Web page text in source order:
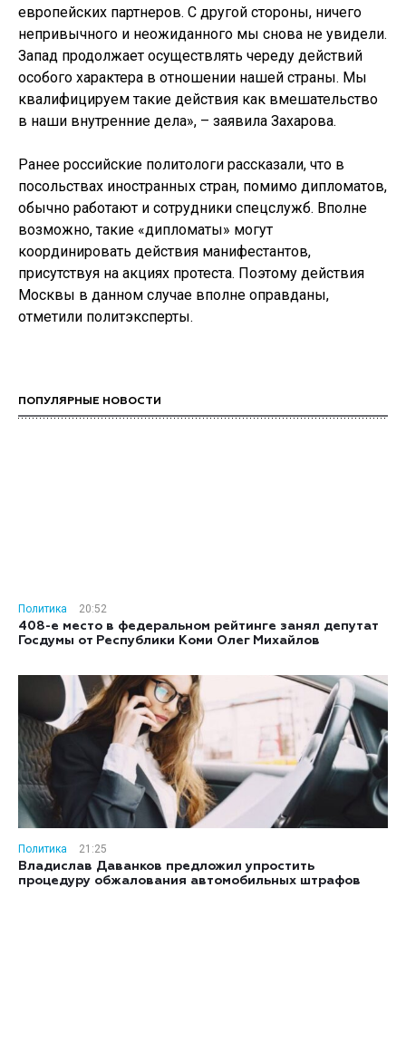
европейских партнеров. С другой стороны, ничего
непривычного и неожиданного мы снова не увидели.
Запад продолжает осуществлять череду действий
особого характера в отношении нашей страны. Мы
квалифицируем такие действия как вмешательство
в наши внутренние дела», – заявила Захарова.
Ранее российские политологи рассказали, что в
посольствах иностранных стран, помимо дипломатов,
обычно работают и сотрудники спецслужб. Вполне
возможно, такие «дипломаты» могут
координировать действия манифестантов,
присутствуя на акциях протеста. Поэтому действия
Москвы в данном случае вполне оправданы,
отметили политэксперты.
ПОПУЛЯРНЫЕ НОВОСТИ
Политика
20:52
408-е место в федеральном рейтинге занял депутат
Госдумы от Республики Коми Олег Михайлов
Политика
21:25
Владислав Даванков предложил упростить
процедуру обжалования автомобильных штрафов